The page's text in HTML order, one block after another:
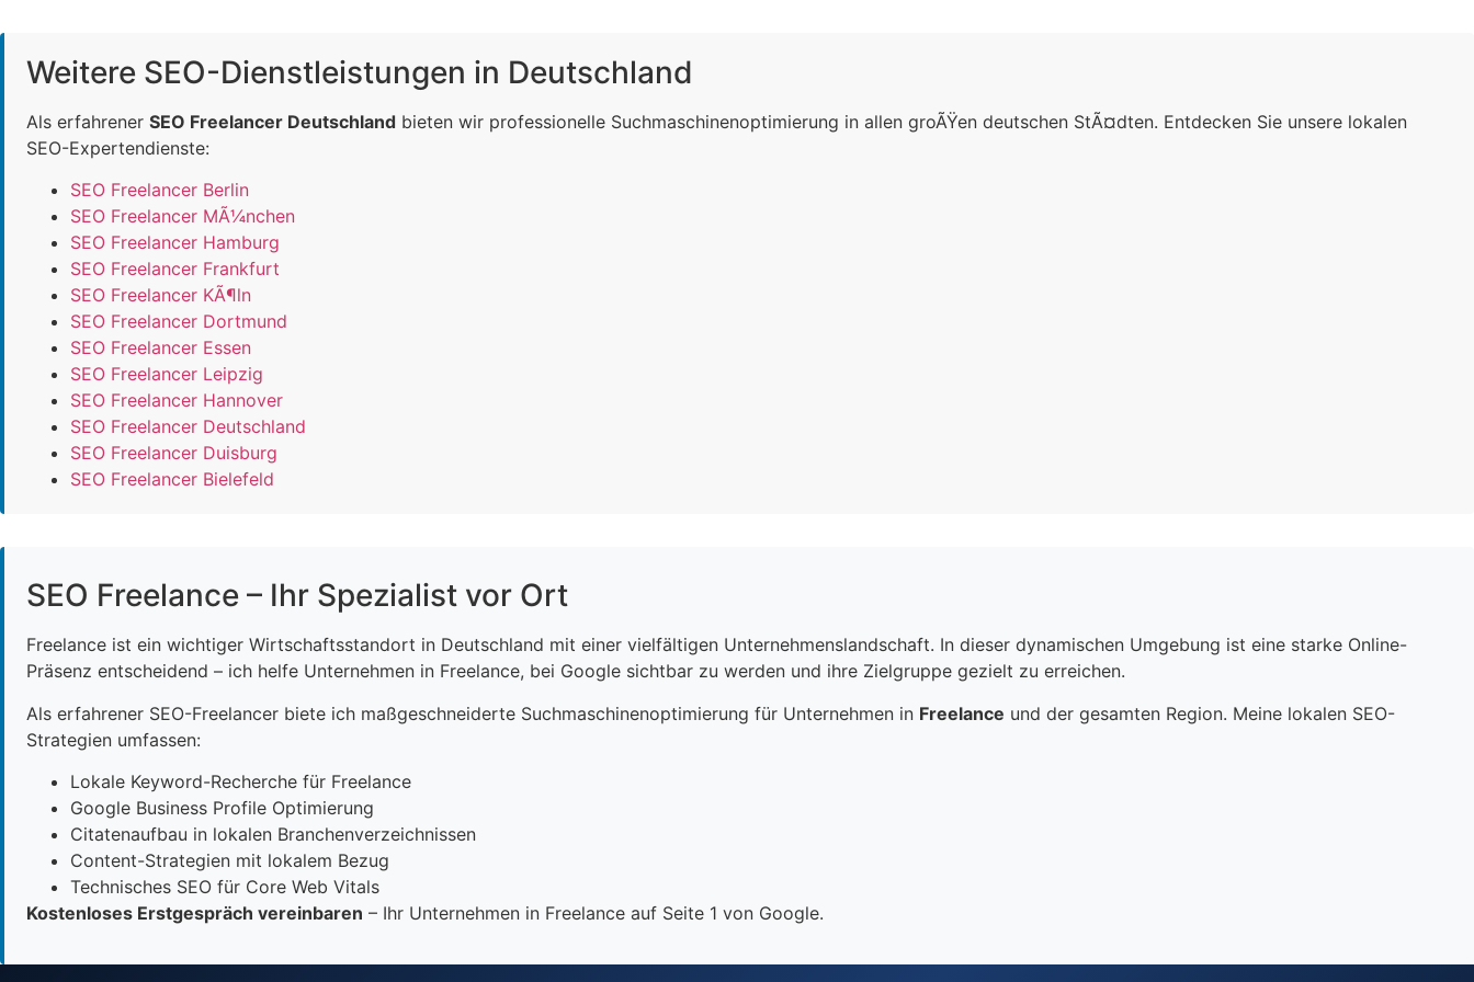
Weitere SEO-Dienstleistungen in Deutschland
Als erfahrener SEO Freelancer Deutschland bieten wir professionelle Suchmaschinenoptimierung in allen groÃŸen deutschen StÃ¤dten. Entdecken Sie unsere lokalen
SEO-Expertendienste:
SEO Freelancer Berlin
SEO Freelancer MÃ¼nchen
SEO Freelancer Hamburg
SEO Freelancer Frankfurt
SEO Freelancer KÃ¶ln
SEO Freelancer Dortmund
SEO Freelancer Essen
SEO Freelancer Leipzig
SEO Freelancer Hannover
SEO Freelancer Deutschland
SEO Freelancer Duisburg
SEO Freelancer Bielefeld
SEO Freelance – Ihr Spezialist vor Ort
Freelance ist ein wichtiger Wirtschaftsstandort in Deutschland mit einer vielfältigen Unternehmenslandschaft. In dieser dynamischen Umgebung ist eine starke Online-
Präsenz entscheidend – ich helfe Unternehmen in Freelance, bei Google sichtbar zu werden und ihre Zielgruppe gezielt zu erreichen.
Als erfahrener SEO-Freelancer biete ich maßgeschneiderte Suchmaschinenoptimierung für Unternehmen in Freelance und der gesamten Region. Meine lokalen SEO-
Strategien umfassen:
Lokale Keyword-Recherche für Freelance
Google Business Profile Optimierung
Citatenaufbau in lokalen Branchenverzeichnissen
Content-Strategien mit lokalem Bezug
Technisches SEO für Core Web Vitals
Kostenloses Erstgespräch vereinbaren – Ihr Unternehmen in Freelance auf Seite 1 von Google.